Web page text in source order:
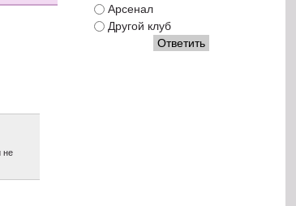
не
Арсенал
Другой клуб